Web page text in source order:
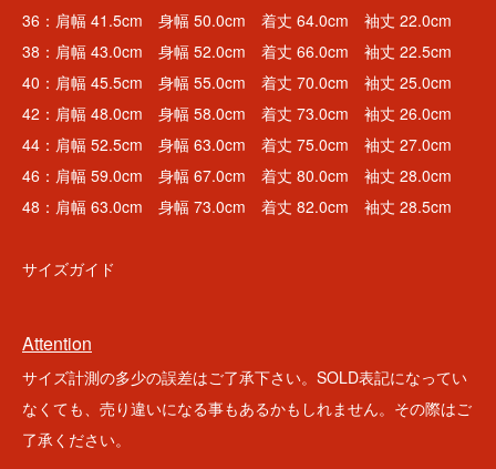
36：肩幅 41.5cm 身幅 50.0cm 着丈 64.0cm 袖丈 22.0cm
38：肩幅 43.0cm 身幅 52.0cm 着丈 66.0cm 袖丈 22.5cm
40：肩幅 45.5cm 身幅 55.0cm 着丈 70.0cm 袖丈 25.0cm
42：肩幅 48.0cm 身幅 58.0cm 着丈 73.0cm 袖丈 26.0cm
44：肩幅 52.5cm 身幅 63.0cm 着丈 75.0cm 袖丈 27.0cm
46：肩幅 59.0cm 身幅 67.0cm 着丈 80.0cm 袖丈 28.0cm
48：肩幅 63.0cm 身幅 73.0cm 着丈 82.0cm 袖丈 28.5cm
サイズガイド
Attention
サイズ計測の多少の誤差はご了承下さい。SOLD表記になってい
なくても、売り違いになる事もあるかもしれません。その際はご
了承ください。